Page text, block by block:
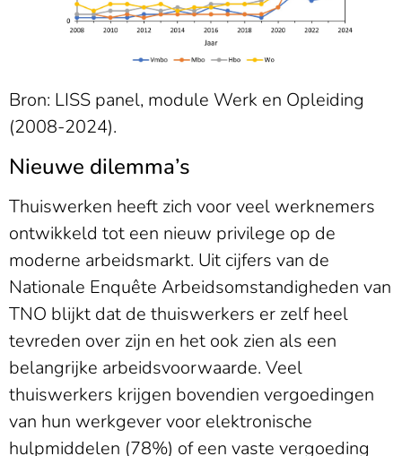
Bron: LISS panel, module Werk en Opleiding
(2008-2024).
Nieuwe dilemma’s
Thuiswerken heeft zich voor veel werknemers
ontwikkeld tot een nieuw privilege op de
moderne arbeidsmarkt. Uit cijfers van de
Nationale Enquête Arbeidsomstandigheden van
TNO blijkt dat de thuiswerkers er zelf heel
tevreden over zijn en het ook zien als een
belangrijke arbeidsvoorwaarde. Veel
thuiswerkers krijgen bovendien vergoedingen
van hun werkgever voor elektronische
hulpmiddelen (78%) of een vaste vergoeding